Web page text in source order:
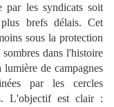
par les syndicats soit
brefs délais. Cet
sous la protection
dans l'histoire
de campagnes
par les cercles
L'objectif est clair :